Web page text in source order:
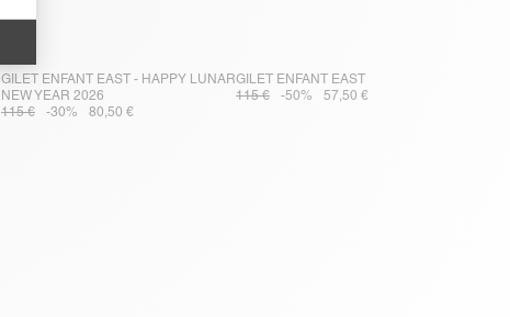
GILET ENFANT EAST - HAPPY LUNAR
NEW YEAR 2026
115 €
-30% 80,50 €
GILET ENFANT EAST
115 €
-50% 57,50 €